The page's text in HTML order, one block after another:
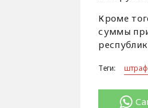
Кроме
суммы
Теги: